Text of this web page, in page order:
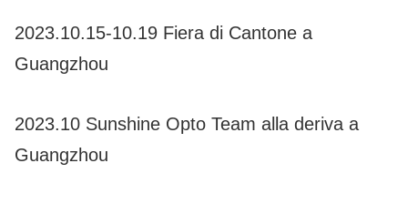
2023.10.15-10.19 Fiera di Cantone a
Guangzhou
2023.10 Sunshine Opto Team alla deriva a
Guangzhou